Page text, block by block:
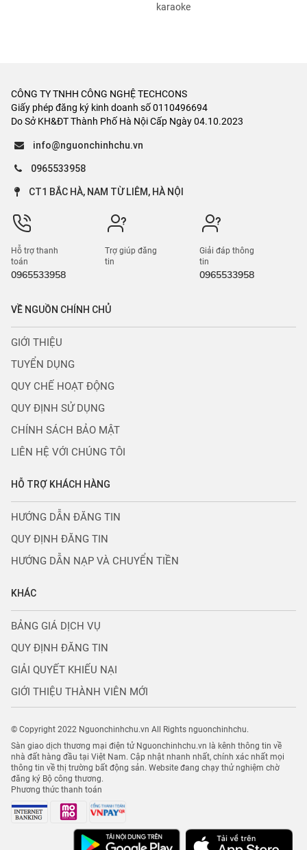
karaoke
CÔNG TY TNHH CÔNG NGHỆ TECHCONS
Giấy phép đăng ký kinh doanh số 0110496694
Do Sở KH&ĐT Thành Phố Hà Nội Cấp Ngày 04.10.2023
info@nguonchinhchu.vn
0965533958
CT1 BẮC HÀ, NAM TỪ LIÊM, HÀ NỘI
Hỗ trợ thanh
toán
0965533958
Trợ giúp đăng
tin
Giải đáp thông
tin
0965533958
VỀ NGUỒN CHÍNH CHỦ
GIỚI THIỆU
TUYỂN DỤNG
QUY CHẾ HOẠT ĐỘNG
QUY ĐỊNH SỬ DỤNG
CHÍNH SÁCH BẢO MẬT
LIÊN HỆ VỚI CHÚNG TÔI
HỖ TRỢ KHÁCH HÀNG
HƯỚNG DẪN ĐĂNG TIN
QUY ĐỊNH ĐĂNG TIN
HƯỚNG DẪN NẠP VÀ CHUYỂN TIỀN
KHÁC
BẢNG GIÁ DỊCH VỤ
QUY ĐỊNH ĐĂNG TIN
GIẢI QUYẾT KHIẾU NẠI
GIỚI THIỆU THÀNH VIÊN MỚI
© Copyright 2022 Nguonchinhchu.vn All Rights nguonchinhchu.
Sàn giao dịch thương mại điện tử Nguonchinhchu.vn là kênh thông tin về
nhà đất hàng đầu tại Việt Nam. Cập nhật nhanh nhất, chính xác nhất mọi
thông tin về thị trường bất động sản. Website đang chạy thử nghiệm chờ
đăng ký Bộ công thương.
Phương thức thanh toán